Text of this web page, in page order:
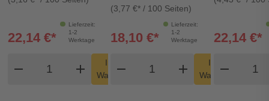
Lieferzeit:
1-2
Werktage
22,14 €*
remove
Produkt Warenkorb Menge
add
In den
Warenkorb
shopping_cart
(3,77 €* / 100 Seiten)
Lieferzeit:
1-2
Werktage
18,10 €*
remove
Produkt Warenkorb
add
In den
Warenkorb
shopping_cart
22,14 €*
remove